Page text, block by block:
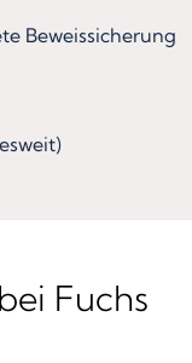
Beweissicherung
Fuchs